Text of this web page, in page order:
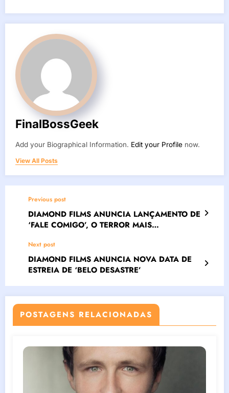
FinalBossGeek
Add your Biographical Information. Edit your Profile now.
View All Posts
Previous post
DIAMOND FILMS ANUNCIA LANÇAMENTO DE
‘FALE COMIGO’, O TERROR MAIS
Next post
DIAMOND FILMS ANUNCIA NOVA DATA DE
ESTREIA DE ‘BELO DESASTRE’
POSTAGENS RELACIONADAS